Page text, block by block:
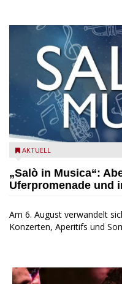
Salò in Musica 2026
AKTUELL
„Salò in Musica“:
Uferpromenade und
Am 6. August verwandelt
Konzerten, Aperitifs und